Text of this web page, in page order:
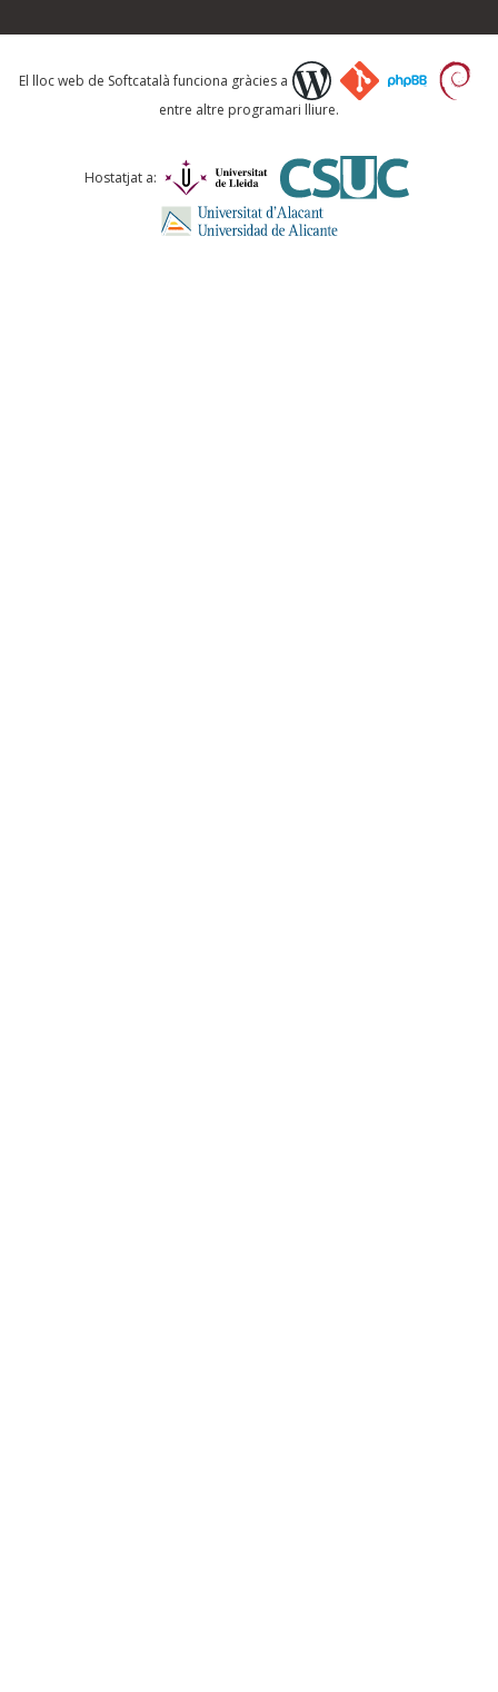
Què proposeu?
Comentari *
El lloc web de Softcatalà funciona gràcies a
entre altre programari lliure.
Hostatjat a: